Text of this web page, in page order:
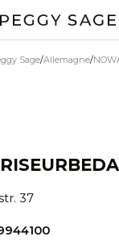
Sage Allemagne
37